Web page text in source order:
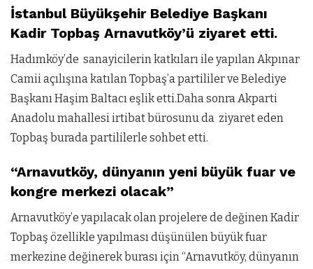
İstanbul Büyükşehir Belediye Başkanı
Kadir Topbaş Arnavutköy’ü ziyaret etti.
Hadımköy’de sanayicilerin katkıları ile yapılan Akpınar
Camii açılışına katılan Topbaş’a partililer ve Belediye
Başkanı Haşim Baltacı eşlik etti.Daha sonra Akparti
Anadolu mahallesi irtibat bürosunu da ziyaret eden
Topbaş burada partililerle sohbet etti.
“Arnavutköy, dünyanın yeni büyük fuar ve
kongre merkezi olacak”
Arnavutköy’e yapılacak olan projelere de değinen Kadir
Topbaş özellikle yapılması düşünülen büyük fuar
merkezine değinerek burası için “Arnavutköy, dünyanın